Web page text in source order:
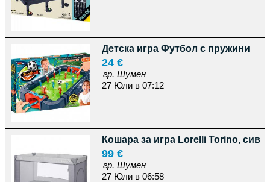
Детска игра Футбол с пружини
24 €
гр. Шумен
27 Юли в 07:12
Кошара за игра Lorelli Torino, сив
99 €
гр. Шумен
27 Юли в 06:58